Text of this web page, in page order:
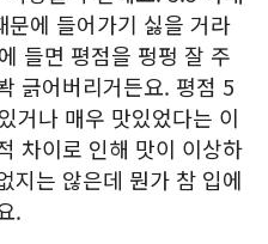
에 들어가기 싫을 거라
들면 평점을 펑펑 잘 주
긁어버리거든요. 평점 5
거나 매우 맛있었다는 이
차이로 인해 맛이 이상하
지는 않은데 뭔가 참 입에
.